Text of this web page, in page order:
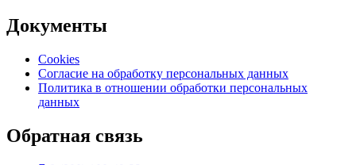
Документы
Cookies
Согласие на обработку персональных данных
Политика в отношении обработки персональных
данных
Обратная связь